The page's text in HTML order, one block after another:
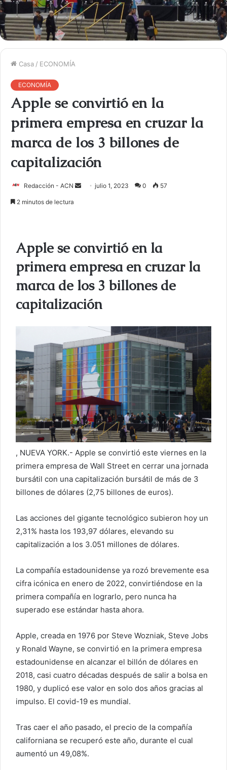
Casa / ECONOMÍA
ECONOMÍA
Apple se convirtió en la
primera empresa en cruzar la
marca de los 3 billones de
capitalización
Redacción - ACN
r
n
c
r
o
e
l
e
c
t
r
ó
n
i
c
o
julio 1, 2023 0 57
2 minutos de lectura
Apple se convirtió en la
primera empresa en cruzar la
marca de los 3 billones de
capitalización
, NUEVA YORK.- Apple se convirtió este viernes en la
primera empresa de Wall Street en cerrar una jornada
bursátil con una capitalización bursátil de más de 3
billones de dólares (2,75 billones de euros).
Las acciones del gigante tecnológico subieron hoy un
2,31% hasta los 193,97 dólares, elevando su
capitalización a los 3.051 millones de dólares.
La compañía estadounidense ya rozó brevemente esa
cifra icónica en enero de 2022, convirtiéndose en la
primera compañía en lograrlo, pero nunca ha
superado ese estándar hasta ahora.
Apple, creada en 1976 por Steve Wozniak, Steve Jobs
y Ronald Wayne, se convirtió en la primera empresa
estadounidense en alcanzar el billón de dólares en
2018, casi cuatro décadas después de salir a bolsa en
1980, y duplicó ese valor en solo dos años gracias al
impulso. El covid-19 es mundial.
Tras caer el año pasado, el precio de la compañía
californiana se recuperó este año, durante el cual
aumentó un 49,08%.